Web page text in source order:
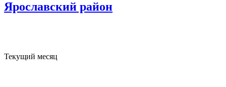
Ярославский район
Текущий месяц